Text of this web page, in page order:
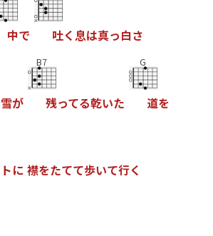
中で 吐く息は真っ白さ
雪が
B7
残ってる乾いた
G
道を
トに 襟をたてて歩いて行く